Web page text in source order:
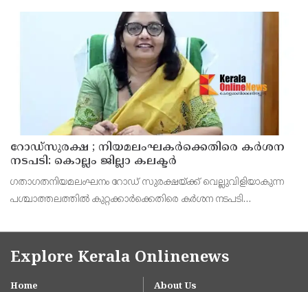
റോഡ്‌സുരക്ഷ ; നിയമലംഘകർക്കെതിരെ കർശന
നടപടി: കൊല്ലം ജില്ലാ കലക്ടർ
ഗതാഗതനിയമലംഘനം റോഡ് സുരക്ഷയ്ക്ക് വെല്ലുവിളിയാകുന്ന
പശ്ചാത്തലത്തിൽ കുറ്റക്കാർക്കെതിരെ കർശന നടപടി
നൽകി.
Explore Kerala Onlinenews
Home About Us